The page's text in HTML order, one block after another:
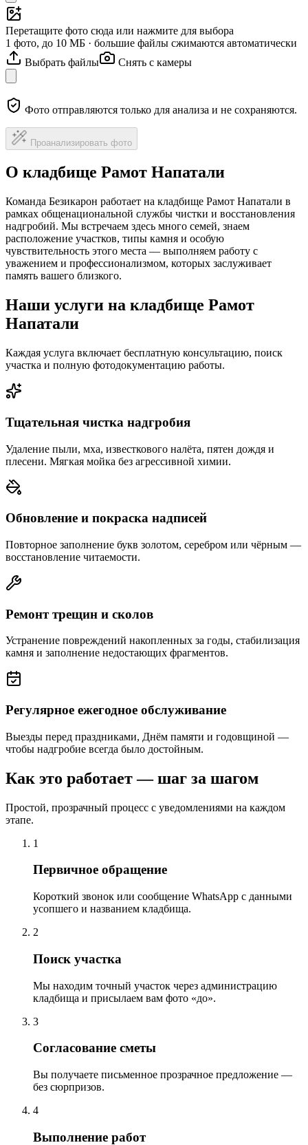
Перетащите фото сюда или нажмите для выбора
1 фото, до 10 МБ · большие файлы сжимаются автоматически
Выбрать файлы
Снять с камеры
Фото отправляются только для анализа и не сохраняются.
Проанализировать фото
О кладбище Рамот Напатали
Команда Безикарон работает на кладбище Рамот Напатали в
рамках общенациональной службы чистки и восстановления
надгробий. Мы встречаем здесь много семей, знаем
расположение участков, типы камня и особую
чувствительность этого места — выполняем работу с
уважением и профессионализмом, которых заслуживает
память вашего близкого.
Наши услуги на кладбище Рамот
Напатали
Каждая услуга включает бесплатную консультацию, поиск
участка и полную фотодокументацию работы.
Тщательная чистка надгробия
Удаление пыли, мха, известкового налёта, пятен дождя и
плесени. Мягкая мойка без агрессивной химии.
Обновление и покраска надписей
Повторное заполнение букв золотом, серебром или чёрным —
восстановление читаемости.
Ремонт трещин и сколов
Устранение повреждений накопленных за годы, стабилизация
камня и заполнение недостающих фрагментов.
Регулярное ежегодное обслуживание
Выезды перед праздниками, Днём памяти и годовщиной —
чтобы надгробие всегда было достойным.
Как это работает — шаг за шагом
Простой, прозрачный процесс с уведомлениями на каждом
этапе.
1
Первичное обращение
Короткий звонок или сообщение WhatsApp с данными
усопшего и названием кладбища.
2
Поиск участка
Мы находим точный участок через администрацию
кладбища и присылаем вам фото «до».
3
Согласование сметы
Вы получаете письменное прозрачное предложение —
без сюрпризов.
4
Выполнение работ